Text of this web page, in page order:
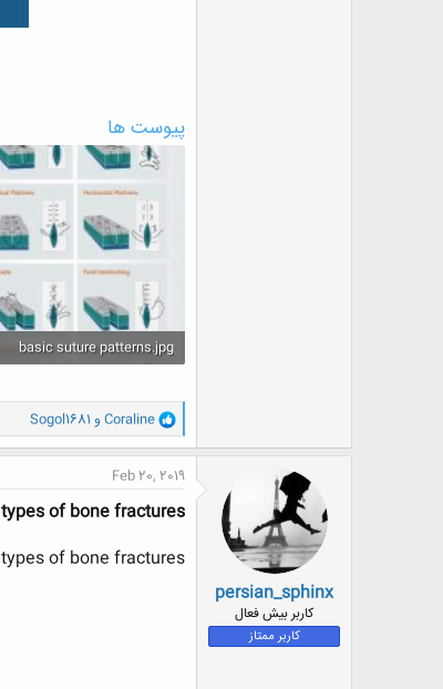
پیوست ها
basic suture patterns.jpg
و
ا
ک
ش
ه
ا
Coraline و Sogol1681
persian_sphinx
کاربر بیش فعال
کاربر ممتاز
Feb 20, 2019
types of bone fractures
types of bone fractures